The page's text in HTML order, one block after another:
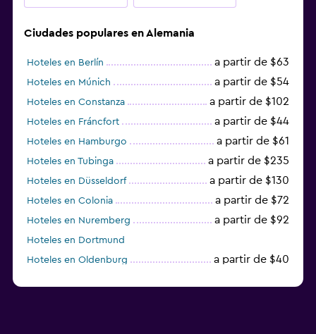
Ciudades populares en Alemania
Hoteles en Berlín a partir de $63
Hoteles en Múnich a partir de $54
Hoteles en Constanza a partir de $102
Hoteles en Fráncfort a partir de $44
Hoteles en Hamburgo a partir de $61
Hoteles en Tubinga a partir de $235
Hoteles en Düsseldorf a partir de $130
Hoteles en Colonia a partir de $72
Hoteles en Nuremberg a partir de $92
Hoteles en Dortmund
Hoteles en Oldenburg
a partir de $40